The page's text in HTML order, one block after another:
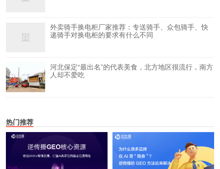
外卖骑手换电柜厂家推荐：专送骑手、众包骑手、快
递骑手对换电柜的要求有什么不同
河北保定“最出名”的代表美食，北方地区很流行，南方
人却不爱吃
热门推荐